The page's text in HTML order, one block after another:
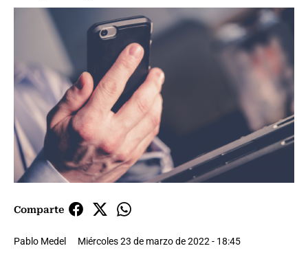
Comparte
Pablo Medel Miércoles 23 de marzo de 2022 - 18:45